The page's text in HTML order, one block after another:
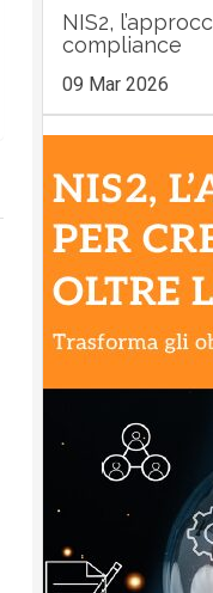
NIS2,
compliance
09 Mar 2026